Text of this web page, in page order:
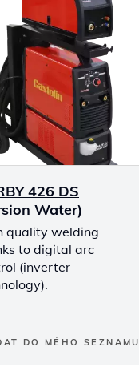
426 DS
Water)
quality welding
to digital arc
(inverter
DO MÉHO SEZNAMU